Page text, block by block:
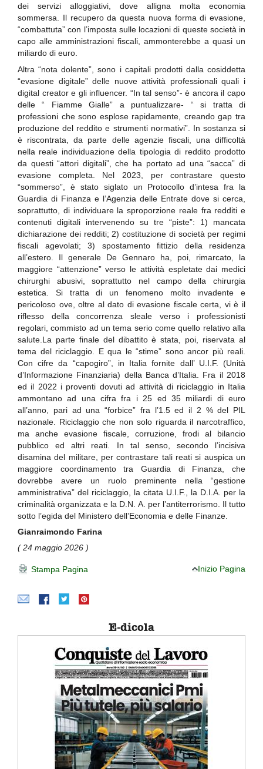
dei servizi alloggiativi, dove alligna molta economia
sommersa. Il recupero da questa nuova forma di evasione,
“combattuta” con l’imposta sulle locazioni di queste società in
capo alle amministrazioni fiscali, ammonterebbe a quasi un
miliardo di euro.
Altra “nota dolente”, sono i capitali prodotti dalla cosiddetta
“evasione digitale” delle nuove attività professionali quali i
digital creator e gli influencer. “In tal senso”- è ancora il capo
delle “ Fiamme Gialle” a puntualizzare- “ si tratta di
professioni che sono esplose rapidamente, creando gap tra
produzione del reddito e strumenti normativi”. In sostanza si
è riscontrata, da parte delle agenzie fiscali, una difficoltà
nella reale individuazione della tipologia di reddito prodotto
da questi “attori digitali”, che ha portato ad una “sacca” di
evasione completa. Nel 2023, per contrastare questo
“sommerso”, è stato siglato un Protocollo d’intesa fra la
Guardia di Finanza e l’Agenzia delle Entrate dove si cerca,
soprattutto, di individuare la sproporzione reale fra redditi e
contenuti digitali intervenendo su tre “piste”: 1) mancata
dichiarazione dei redditi; 2) costituzione di società per regimi
fiscali agevolati; 3) spostamento fittizio della residenza
all’estero. Il generale De Gennaro ha, poi, rimarcato, la
maggiore “attenzione” verso le attività espletate dai medici
chirurghi abusivi, soprattutto nel campo della chirurgia
estetica. Si tratta di un fenomeno molto invadente e
pericoloso ove, oltre al dato di evasione fiscale certa, vi è il
riflesso della concorrenza sleale verso i professionisti
regolari, commisto ad un tema serio come quello relativo alla
salute.La parte finale del dibattito è stata, poi, riservata al
tema del riciclaggio. E qua le “stime” sono ancor più reali.
Con cifre da “capogiro”, in Italia fornite dall’ U.I.F. (Unità
d’Informazione Finanziaria) della Banca d’Italia. Fra il 2018
ed il 2022 i proventi dovuti ad attività di riciclaggio in Italia
ammontano ad una cifra fra i 25 ed 35 miliardi di euro
all’anno, pari ad una “forbice” fra l’1.5 ed il 2 % del PIL
nazionale. Riciclaggio che non solo riguarda il narcotraffico,
ma anche evasione fiscale, corruzione, frodi al bilancio
pubblico ed altri reati. In tal senso, secondo l’incisiva
disamina del militare, per contrastare tali reati si auspica un
maggiore coordinamento tra Guardia di Finanza, che
dovrebbe avere un ruolo preminente nella “gestione
amministrativa” del riciclaggio, la citata U.I.F., la D.I.A. per la
criminalità organizzata e la D.N. A. per l’antiterrorismo. Il tutto
sotto l’egida del Ministero dell’Economia e delle Finanze.
Gianraimondo Farina
( 24 maggio 2026 )
Stampa Pagina Inizio Pagina
E-dicola